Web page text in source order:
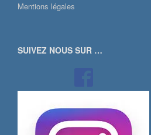
Mentions légales
SUIVEZ NOUS SUR …